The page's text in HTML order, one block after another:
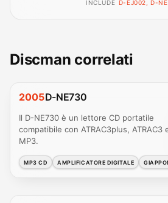
INCLUDE D-EJ002, D-
Discman correlati
2005D-NE730
Il D-NE730 è un lettore CD portatile
compatibile con ATRAC3plus, ATRAC3
MP3.
MP3 CD AMPLIFICATORE DIGITALE